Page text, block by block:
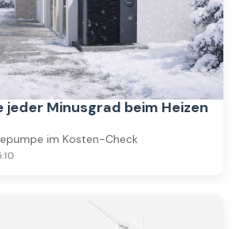
jeder Minusgrad beim Heizen
im Kosten-Check